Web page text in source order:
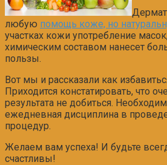
любую помощь коже, но
участках кожи употребление
химическим составом нанесет
пользы.
Вот мы и рассказали как
Приходится констатировать, что
результата не добиться.
ежедневная дисциплина в
процедур.
Желаем вам успеха! И будьте
счастливы!